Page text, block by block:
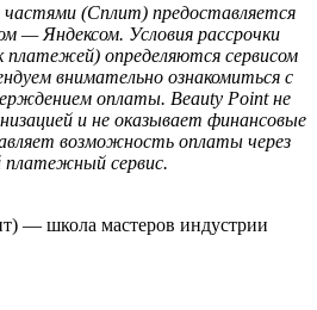
(Сплит) предоставляется
— Яндексом. Условия рассрочки
платежей) определяются сервисом
внимательно ознакомиться с
оплаты. Beauty Point не
и не оказывает финансовые
возможность оплаты через
платежный сервис.
— школа мастеров индустрии